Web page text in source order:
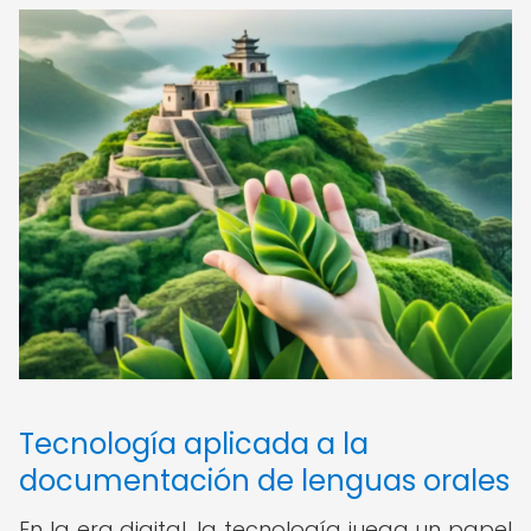
Tecnología aplicada a la
documentación de lenguas orales